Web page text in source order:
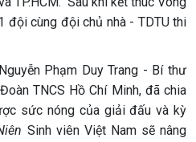
đội cùng đội chủ nhà - TDTU thi
Phạm Duy Trang - Bí thư
TNCS Hồ Chí Minh, đã chia
sức nóng của giải đấu và kỳ
Sinh viên Việt Nam sẽ nâng